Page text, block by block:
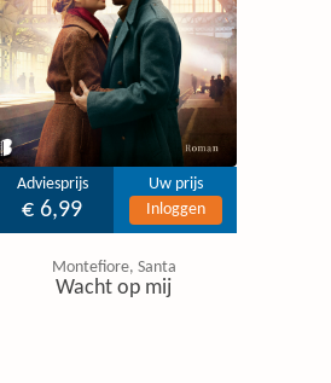
Adviesprijs
€ 6,99
Uw prijs
Inloggen
Montefiore, Santa
Wacht op mij